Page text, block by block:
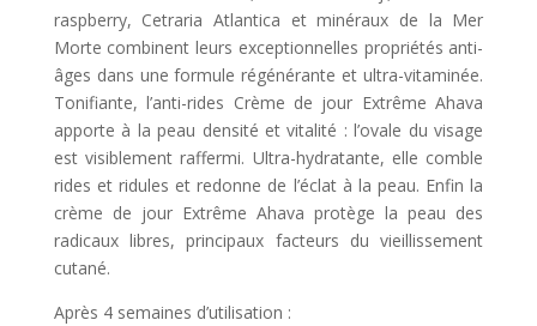
raspberry, Cetraria Atlantica et minéraux de la Mer
Morte combinent leurs exceptionnelles propriétés anti-
âges dans une formule régénérante et ultra-vitaminée.
Tonifiante, l’anti-rides Crème de jour Extrême Ahava
apporte à la peau densité et vitalité : l’ovale du visage
est visiblement raffermi. Ultra-hydratante, elle comble
rides et ridules et redonne de l’éclat à la peau. Enfin la
crème de jour Extrême Ahava protège la peau des
radicaux libres, principaux facteurs du vieillissement
cutané.
Après 4 semaines d’utilisation :